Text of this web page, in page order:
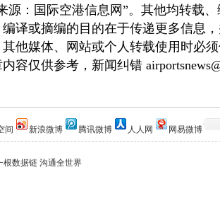
源：国际空港信息网”。其他均转载
译或摘编的目的在于传递更多信息
他媒体、网站或个人转载使用时必
容仅供参考，新闻纠错
间 新浪微博 腾讯微博 人人网 网易微博
根数据链 沟通全世界